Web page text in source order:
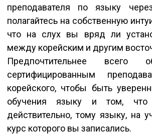
преподавателя по языку
полагайтесь на собственную
что на слух вы вряд ли
между корейским и другим
Предпочтительнее всего
сертифицированным
корейского, чтобы быть
обучения языку и том, что
действительно, тому языку, на
курс которого вы записались.